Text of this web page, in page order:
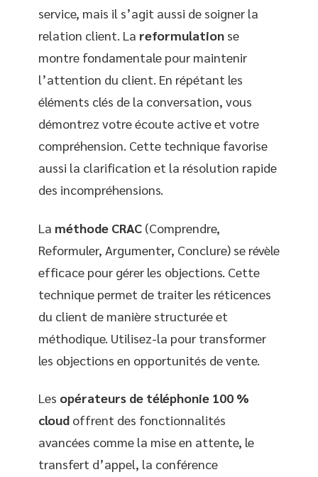
service, mais il s’agit aussi de soigner la
relation client. La reformulation se
montre fondamentale pour maintenir
l’attention du client. En répétant les
éléments clés de la conversation, vous
démontrez votre écoute active et votre
compréhension. Cette technique favorise
aussi la clarification et la résolution rapide
des incompréhensions.
La méthode CRAC (Comprendre,
Reformuler, Argumenter, Conclure) se révèle
efficace pour gérer les objections. Cette
technique permet de traiter les réticences
du client de manière structurée et
méthodique. Utilisez-la pour transformer
les objections en opportunités de vente.
Les opérateurs de téléphonie 100 %
cloud offrent des fonctionnalités
avancées comme la mise en attente, le
transfert d’appel, la conférence